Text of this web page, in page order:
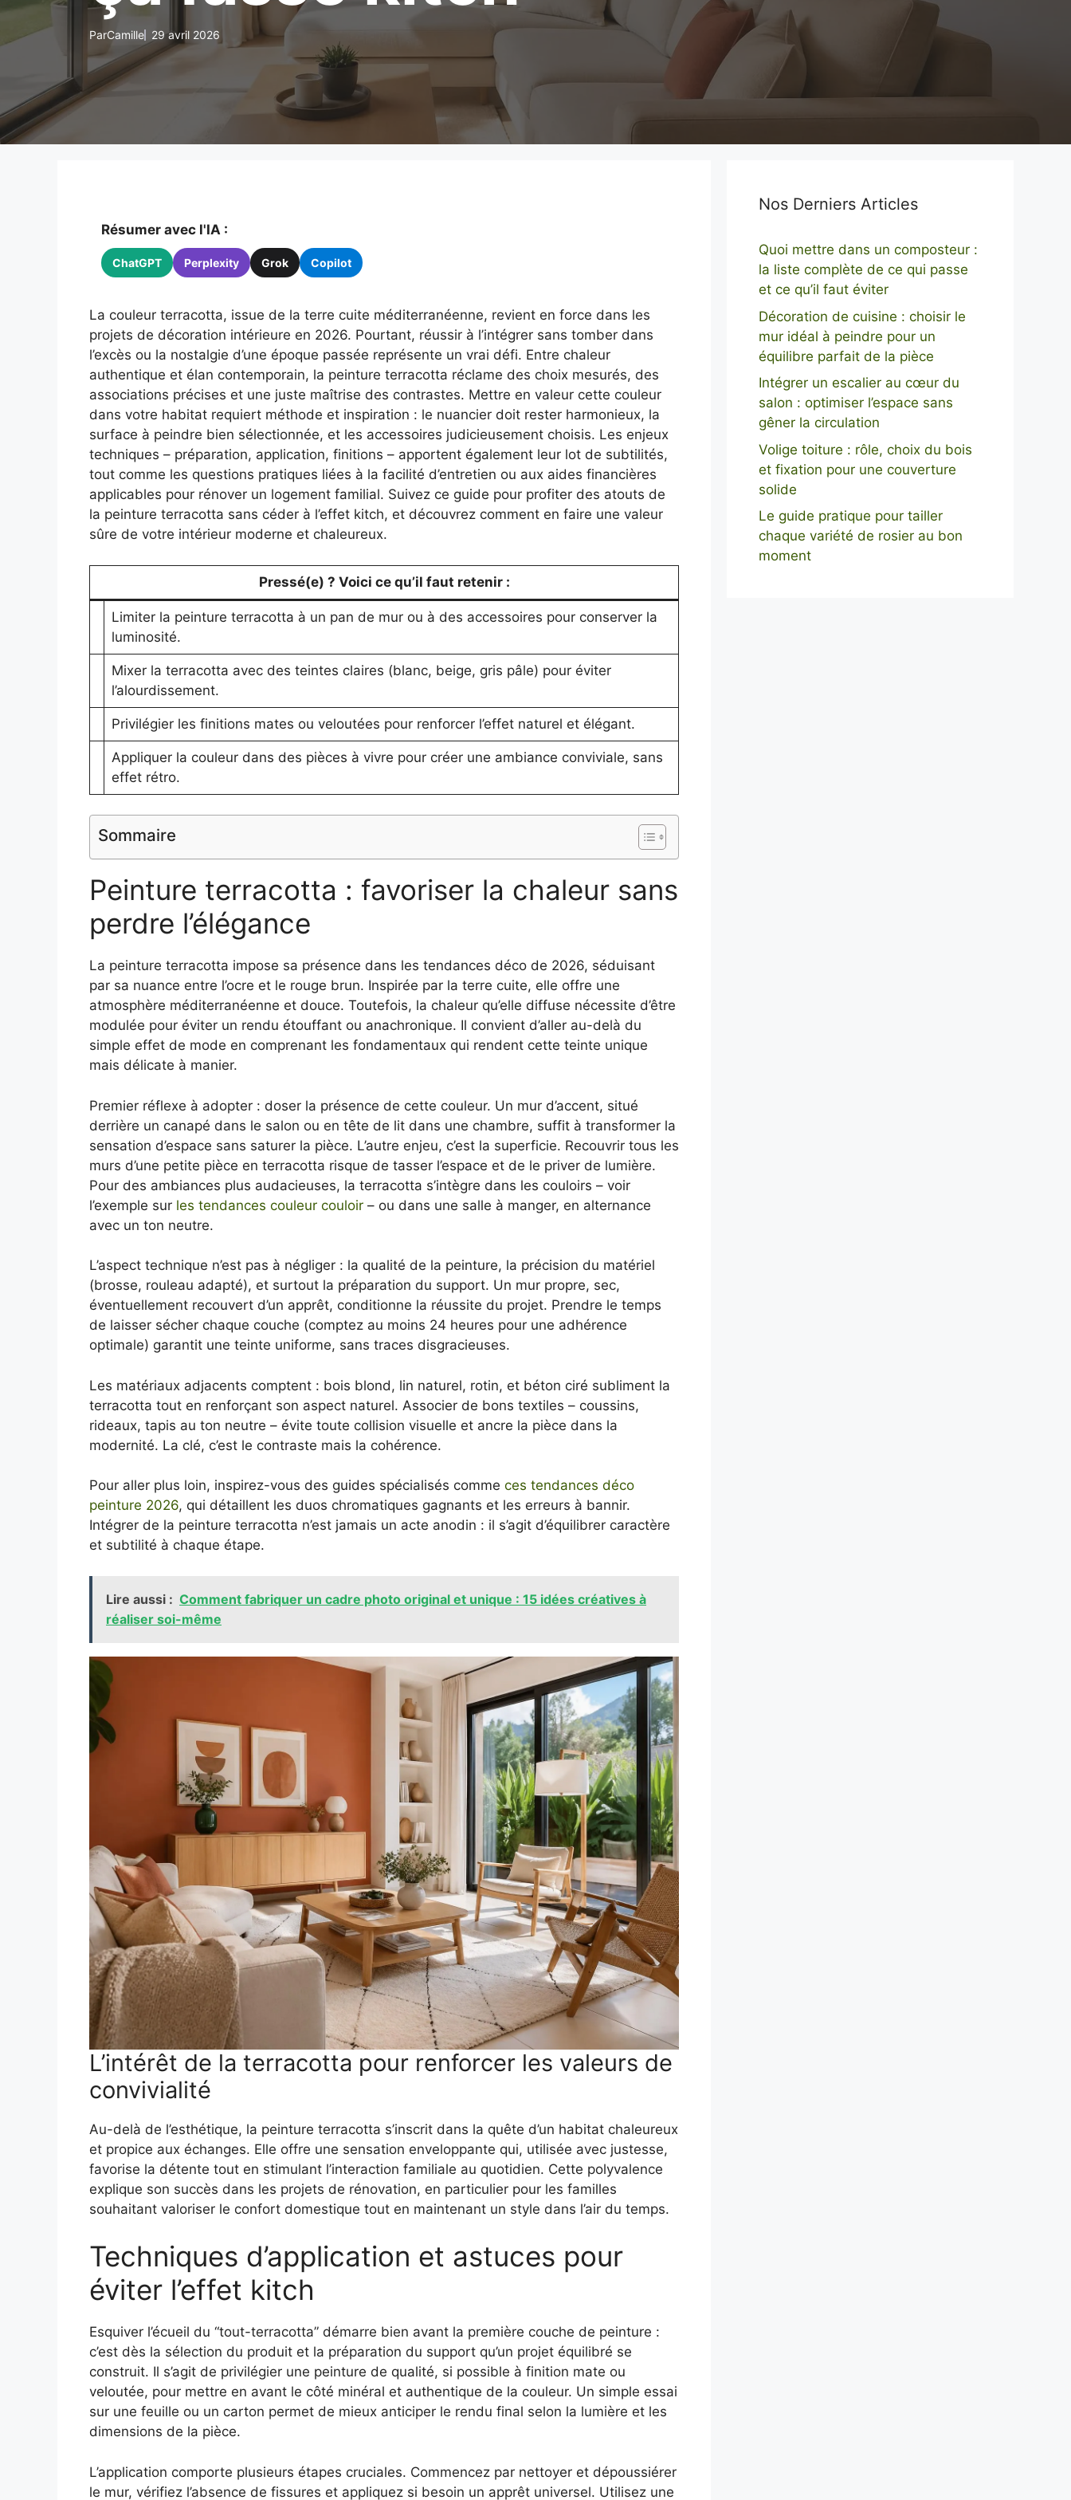
ParCamille 29 avril 2026
Résumer avec l'IA :
ChatGPT Perplexity Grok Copilot
La couleur terracotta, issue de la terre cuite méditerranéenne, revient en force dans les
projets de décoration intérieure en 2026. Pourtant, réussir à l’intégrer sans tomber dans
l’excès ou la nostalgie d’une époque passée représente un vrai défi. Entre chaleur
authentique et élan contemporain, la peinture terracotta réclame des choix mesurés, des
associations précises et une juste maîtrise des contrastes. Mettre en valeur cette couleur
dans votre habitat requiert méthode et inspiration : le nuancier doit rester harmonieux, la
surface à peindre bien sélectionnée, et les accessoires judicieusement choisis. Les enjeux
techniques – préparation, application, finitions – apportent également leur lot de subtilités,
tout comme les questions pratiques liées à la facilité d’entretien ou aux aides financières
applicables pour rénover un logement familial. Suivez ce guide pour profiter des atouts de
la peinture terracotta sans céder à l’effet kitch, et découvrez comment en faire une valeur
sûre de votre intérieur moderne et chaleureux.
Pressé(e) ? Voici ce qu’il faut retenir :
Limiter la peinture terracotta à un pan de mur ou à des accessoires pour conserver la
luminosité.
Mixer la terracotta avec des teintes claires (blanc, beige, gris pâle) pour éviter
l’alourdissement.
Privilégier les finitions mates ou veloutées pour renforcer l’effet naturel et élégant.
Appliquer la couleur dans des pièces à vivre pour créer une ambiance conviviale, sans
effet rétro.
Sommaire
Peinture terracotta : favoriser la chaleur sans
perdre l’élégance
La peinture terracotta impose sa présence dans les tendances déco de 2026, séduisant
par sa nuance entre l’ocre et le rouge brun. Inspirée par la terre cuite, elle offre une
atmosphère méditerranéenne et douce. Toutefois, la chaleur qu’elle diffuse nécessite d’être
modulée pour éviter un rendu étouffant ou anachronique. Il convient d’aller au-delà du
simple effet de mode en comprenant les fondamentaux qui rendent cette teinte unique
mais délicate à manier.
Premier réflexe à adopter : doser la présence de cette couleur. Un mur d’accent, situé
derrière un canapé dans le salon ou en tête de lit dans une chambre, suffit à transformer la
sensation d’espace sans saturer la pièce. L’autre enjeu, c’est la superficie. Recouvrir tous les
murs d’une petite pièce en terracotta risque de tasser l’espace et de le priver de lumière.
Pour des ambiances plus audacieuses, la terracotta s’intègre dans les couloirs – voir
l’exemple sur les tendances couleur couloir – ou dans une salle à manger, en alternance
avec un ton neutre.
L’aspect technique n’est pas à négliger : la qualité de la peinture, la précision du matériel
(brosse, rouleau adapté), et surtout la préparation du support. Un mur propre, sec,
éventuellement recouvert d’un apprêt, conditionne la réussite du projet. Prendre le temps
de laisser sécher chaque couche (comptez au moins 24 heures pour une adhérence
optimale) garantit une teinte uniforme, sans traces disgracieuses.
Les matériaux adjacents comptent : bois blond, lin naturel, rotin, et béton ciré subliment la
terracotta tout en renforçant son aspect naturel. Associer de bons textiles – coussins,
rideaux, tapis au ton neutre – évite toute collision visuelle et ancre la pièce dans la
modernité. La clé, c’est le contraste mais la cohérence.
Pour aller plus loin, inspirez-vous des guides spécialisés comme ces tendances déco
peinture 2026, qui détaillent les duos chromatiques gagnants et les erreurs à bannir.
Intégrer de la peinture terracotta n’est jamais un acte anodin : il s’agit d’équilibrer caractère
et subtilité à chaque étape.
Lire aussi : Comment fabriquer un cadre photo original et unique : 15 idées créatives à
réaliser soi-même
L’intérêt de la terracotta pour renforcer les valeurs de
convivialité
Au-delà de l’esthétique, la peinture terracotta s’inscrit dans la quête d’un habitat chaleureux
et propice aux échanges. Elle offre une sensation enveloppante qui, utilisée avec justesse,
favorise la détente tout en stimulant l’interaction familiale au quotidien. Cette polyvalence
explique son succès dans les projets de rénovation, en particulier pour les familles
souhaitant valoriser le confort domestique tout en maintenant un style dans l’air du temps.
Techniques d’application et astuces pour
éviter l’effet kitch
Esquiver l’écueil du “tout-terracotta” démarre bien avant la première couche de peinture :
c’est dès la sélection du produit et la préparation du support qu’un projet équilibré se
construit. Il s’agit de privilégier une peinture de qualité, si possible à finition mate ou
veloutée, pour mettre en avant le côté minéral et authentique de la couleur. Un simple essai
sur une feuille ou un carton permet de mieux anticiper le rendu final selon la lumière et les
dimensions de la pièce.
L’application comporte plusieurs étapes cruciales. Commencez par nettoyer et dépoussiérer
le mur, vérifiez l’absence de fissures et appliquez si besoin un apprêt universel. Utilisez une
Nos Derniers Articles
Quoi mettre dans un composteur :
la liste complète de ce qui passe
et ce qu’il faut éviter
Décoration de cuisine : choisir le
mur idéal à peindre pour un
équilibre parfait de la pièce
Intégrer un escalier au cœur du
salon : optimiser l’espace sans
gêner la circulation
Volige toiture : rôle, choix du bois
et fixation pour une couverture
solide
Le guide pratique pour tailler
chaque variété de rosier au bon
moment